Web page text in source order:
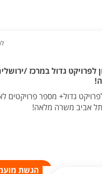
גדול במרכז /
גדול+ מספר פרויקטים
אביב משרה מלאה!
הגשת